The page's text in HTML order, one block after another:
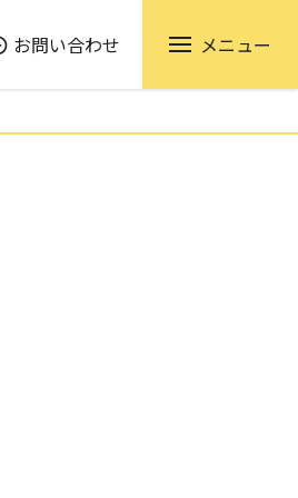
お問い合わせ メニュー